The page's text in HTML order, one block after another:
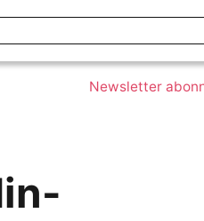
Impressum
Newsletter